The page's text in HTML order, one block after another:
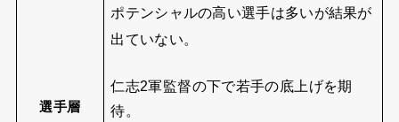
選手層
ポテンシャルの高い選手は多いが結果が
出ていない。
仁志2軍監督の下で若手の底上げを期
待。